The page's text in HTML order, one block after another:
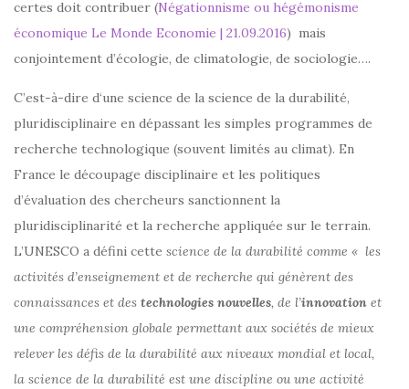
certes doit contribuer (Négationnisme ou hégémonisme
économique Le Monde Economie | 21.09.2016) mais
conjointement d’écologie, de climatologie, de sociologie….
C’est-à-dire d‘une science de la science de la durabilité,
pluridisciplinaire en dépassant les simples programmes de
recherche technologique (souvent limités au climat). En
France le découpage disciplinaire et les politiques
d’évaluation des chercheurs sanctionnent la
pluridisciplinarité et la recherche appliquée sur le terrain.
L’UNESCO a défini cette science de la durabilité comme « les
activités d’enseignement et de recherche qui génèrent des
connaissances et des technologies nouvelles, de l’innovation et
une compréhension globale permettant aux sociétés de mieux
relever les défis de la durabilité aux niveaux mondial et local,
la science de la durabilité est une discipline ou une activité